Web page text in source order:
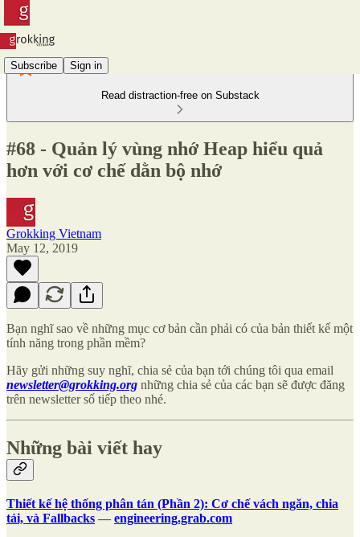
Subscribe Sign in
Read distraction-free on Substack
#68 - Quản lý vùng nhớ Heap hiểu quả
hơn với cơ chế dằn bộ nhớ
Grokking Vietnam
May 12, 2019
Bạn nghĩ sao về những mục cơ bản cần phải có của bản thiết kế một
tính năng trong phần mềm?
Hãy gửi những suy nghĩ, chia sẻ của bạn tới chúng tôi qua email
newsletter@grokking.org những chia sẻ của các bạn sẽ được đăng
trên newsletter số tiếp theo nhé.
Những bài viết hay
Thiết kế hệ thống phân tán (Phần 2): Cơ chế vách ngăn, chia
tải, và Fallbacks — engineering.grab.com